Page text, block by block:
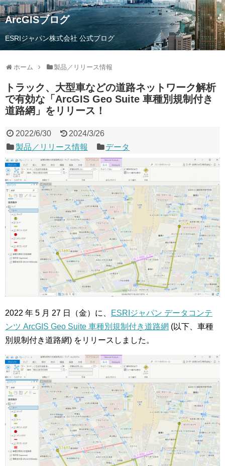
ArcGISブログ
ESRIジャパン株式会社 公式ブログ
ホーム 製品／リリース情報
トラック、大型車などの道路ネットワーク解析
で有効な「ArcGIS Geo Suite 車種別規制付き
道路網」をリリース！
2022/6/30
2024/3/26
製品／リリース情報
データ
2022 年 5 月 27 日（金）に、
ESRIジャパン データコンテ
ンツ ArcGIS Geo Suite 車種別規制付き道路網 (以下、車種
別規制付き道路網) をリリースしました。